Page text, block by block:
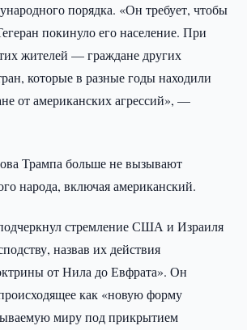
порядка. «Он требует, чтобы
покинуло его население. При
жителей — граждане других
которые в разные годы находили
от американских агрессий», —
Трампа больше не вызывают
народа, включая американский.
стремление США и Израиля
назвав их действия
от Нила до Евфрата». Он
как «новую форму
миру под прикрытием